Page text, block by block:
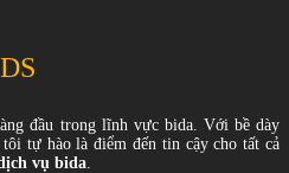
đầu trong lĩnh vực bida. Với bề dày
tự hào là điểm đến tin cậy cho tất cả
vụ bida